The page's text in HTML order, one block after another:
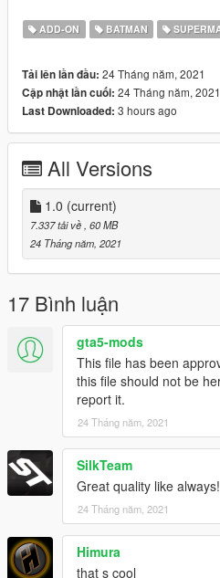
High quality of texture.
Extra Level of Detail (LODs)
Special maps Effect.
Addon Ped.
Credits:
Models from Injustice 2 Mobile.
Support my on Patreon.
Follow me on Facebook.
ADD-ON BATMAN
Tải lên lần đầu: 24 Tháng năm, 2021
Cập nhật lần cuối: 24 Tháng năm, 2021
Last Downloaded: 3 hours ago
All Versions
1.0 (current)
7.337 tải về , 60 MB
24 Tháng năm, 2021
17 Bình luận
gta5-mods
This file has been
this file should not be
report it.
24 Tháng năm, 2021
SilkTeam
Great quality like always!
24 Tháng năm, 2021
Himura
that s cool